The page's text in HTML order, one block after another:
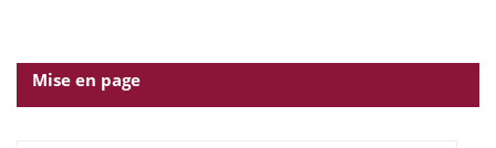
Mise en page